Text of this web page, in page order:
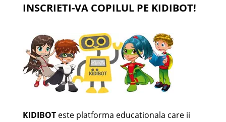
INSCRIETI-VA COPILUL PE KIDIBOT!
KIDIBOTeste platforma educationala care ii